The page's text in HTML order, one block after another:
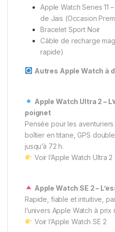
Apple Watch Series 11
de Jais (Occasion
Bracelet Sport Noir
Câble de recharge
rapide)
Autres Apple Watch à
Apple Watch Ultra 2 –
poignet
Pensée pour les
boîtier en titane, GPS
jusqu’à 72 h.
Voir l’Apple Watch Ultra 2
Apple Watch SE 2 –
Rapide, fiable et intuitive,
l’univers Apple Watch à prix
Voir l’Apple Watch SE 2